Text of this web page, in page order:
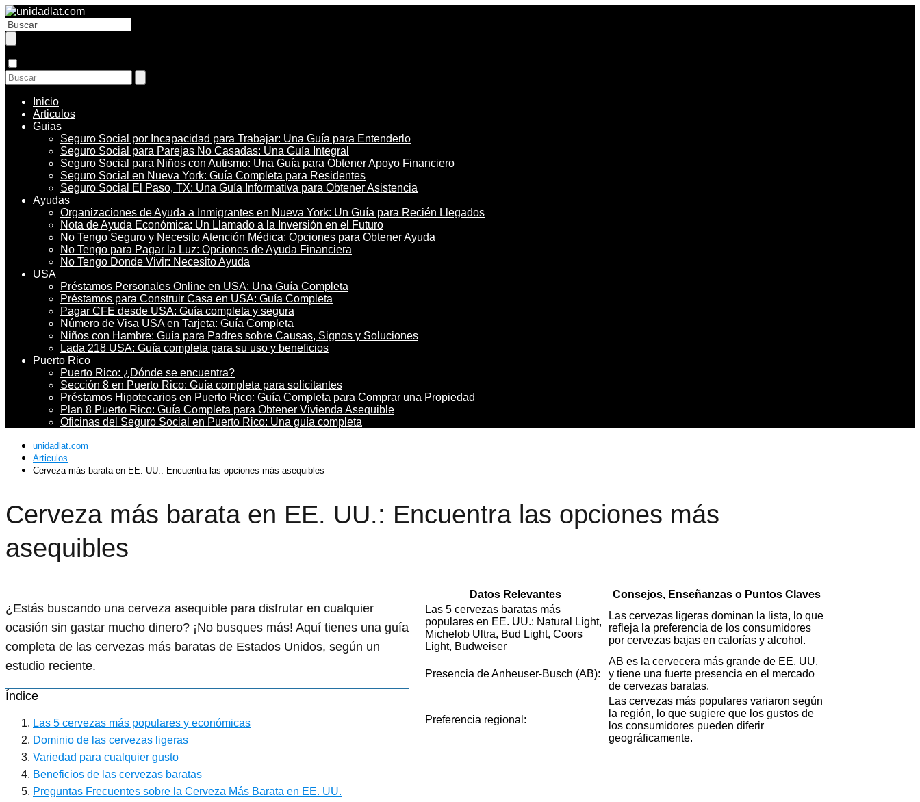
Inicio
Articulos
Guias
Seguro Social por Incapacidad para Trabajar: Una Guía para Entenderlo
Seguro Social para Parejas No Casadas: Una Guía Integral
Seguro Social para Niños con Autismo: Una Guía para Obtener Apoyo Financiero
Seguro Social en Nueva York: Guía Completa para Residentes
Seguro Social El Paso, TX: Una Guía Informativa para Obtener Asistencia
Ayudas
Organizaciones de Ayuda a Inmigrantes en Nueva York: Un Guía para Recién Llegados
Nota de Ayuda Económica: Un Llamado a la Inversión en el Futuro
No Tengo Seguro y Necesito Atención Médica: Opciones para Obtener Ayuda
No Tengo para Pagar la Luz: Opciones de Ayuda Financiera
No Tengo Donde Vivir: Necesito Ayuda
USA
Préstamos Personales Online en USA: Una Guía Completa
Préstamos para Construir Casa en USA: Guía Completa
Pagar CFE desde USA: Guía completa y segura
Número de Visa USA en Tarjeta: Guía Completa
Niños con Hambre: Guía para Padres sobre Causas, Signos y Soluciones
Lada 218 USA: Guía completa para su uso y beneficios
Puerto Rico
Puerto Rico: ¿Dónde se encuentra?
Sección 8 en Puerto Rico: Guía completa para solicitantes
Préstamos Hipotecarios en Puerto Rico: Guía Completa para Comprar una Propiedad
Plan 8 Puerto Rico: Guía Completa para Obtener Vivienda Asequible
Oficinas del Seguro Social en Puerto Rico: Una guía completa
unidadlat.com
Articulos
Cerveza más barata en EE. UU.: Encuentra las opciones más asequibles
Cerveza más barata en EE. UU.: Encuentra las opciones más
asequibles
¿Estás buscando una cerveza asequible para disfrutar en cualquier
ocasión sin gastar mucho dinero? ¡No busques más! Aquí tienes una guía
completa de las cervezas más baratas de Estados Unidos, según un
estudio reciente.
Índice
Las 5 cervezas más populares y económicas
Dominio de las cervezas ligeras
Variedad para cualquier gusto
Beneficios de las cervezas baratas
Preguntas Frecuentes sobre la Cerveza Más Barata en EE. UU.
Datos Relevantes
Consejos, Enseñanzas o Puntos Claves
Las 5 cervezas baratas más
populares en EE. UU.: Natural Light,
Michelob Ultra, Bud Light, Coors
Light, Budweiser
Las cervezas ligeras dominan la lista, lo que
refleja la preferencia de los consumidores
por cervezas bajas en calorías y alcohol.
Presencia de Anheuser-Busch (AB):
AB es la cervecera más grande de EE. UU.
y tiene una fuerte presencia en el mercado
de cervezas baratas.
Preferencia regional:
Las cervezas más populares variaron según
la región, lo que sugiere que los gustos de
los consumidores pueden diferir
geográficamente.